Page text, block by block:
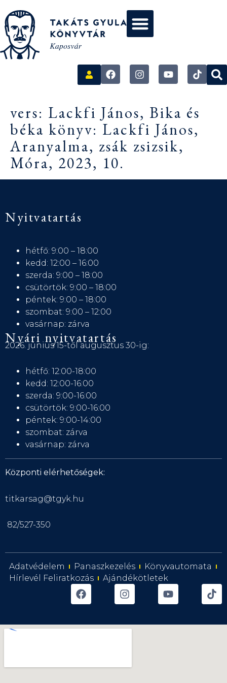
vers: Lackfi János, Bika és
béka könyv: Lackfi János,
Aranyalma, zsák zsizsik,
Móra, 2023, 10.
Nyitvatartás
hétfő: 9:00 – 18:00
kedd: 12:00 – 16:00
szerda: 9:00 – 18:00
csütörtök: 9:00 – 18:00
péntek: 9:00 – 18:00
szombat: 9:00 – 12:00
vasárnap: zárva
Nyári nyitvatartás
2026. június 15-től augusztus 30-ig:
hétfő: 12:00-18:00
kedd: 12:00-16:00
szerda: 9:00-16:00
csütörtök: 9:00-16:00
péntek: 9:00-14:00
szombat: zárva
vasárnap: zárva
Központi elérhetőségek:
titkarsag@tgyk.hu
82/527-350
Adatvédelem Panaszkezelés
Könyvautomata
Hírlevél Feliratkozás
Ajándékötletek